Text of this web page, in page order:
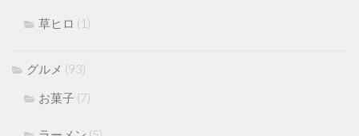
草ヒロ (1)
グルメ (93)
お菓子 (7)